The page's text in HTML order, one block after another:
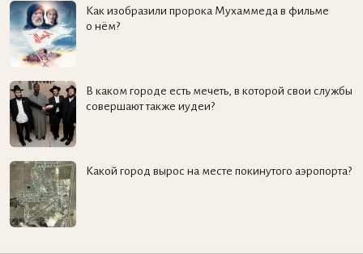
Как изобразили пророка Мухаммеда в фильме
о нём?
В каком городе есть мечеть, в которой свои службы
совершают также иудеи?
Какой город вырос на месте покинутого аэропорта?